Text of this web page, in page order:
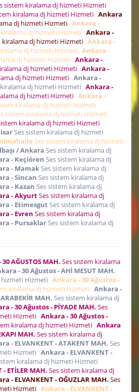
sistem kiralama dj hizmeti Hizmeti
kiralama dj hizmeti Hizmeti Ankara
dj hizmeti Hizmeti Ankara -
kiralama dj hizmeti Hizmeti Ankara -
kiralama dj hizmeti Hizmeti Ankara -
dj hizmeti Hizmeti Ankara -
dj hizmeti Hizmeti Ankara -
dj hizmeti Hizmeti Ankara -
dj hizmeti Hizmeti Ankara -
dj hizmeti Hizmeti Ankara -
dj hizmeti Hizmeti Ankara -
kiralama dj hizmeti Hizmeti
sistem kiralama dj hizmeti Hizmeti
kiralama dj hizmeti Hizmeti
Ses sistem kiralama dj hizmeti
Ses sistem kiralama dj hizmeti
/ Ankara Ses sistem kiralama dj
- Keçiören Ses sistem kiralama dj
- MamakSes sistem kiralama dj
- Sincan Ses sistem kiralama dj
- Kazan Ses sistem kiralama dj
- AkyurtSes sistem kiralama dj
- Etimesgut Ses sistem kiralama dj
- Evren Ses sistem kiralama dj
- PursaklarSes sistem kiralama dj
AĞUSTOS MAH. Ses sistem kiralama
- 30 Ağustos - AHİ MESUT MAH.
Hizmeti Ankara - 30 Ağustos -
kiralama dj hizmeti Hizmeti Ankara -
MAH. Ses sistem kiralama dj
- 30 Ağustos - PİYADE MAH. Ses
Hizmeti Ankara - 30 Ağustos -
kiralama dj hizmeti Hizmeti Ankara
MAH. Ses sistem kiralama dj
- ELVANKENT - ATAKENT MAH. Ses
Hizmeti Ankara - ELVANKENT -
kiralama dj hizmeti Hizmeti
ETİLER MAH. Ses sistem kiralama dj
- ELVANKENT - OĞUZLAR MAH. Ses
Hizmeti Ankara - ELVANKENT -